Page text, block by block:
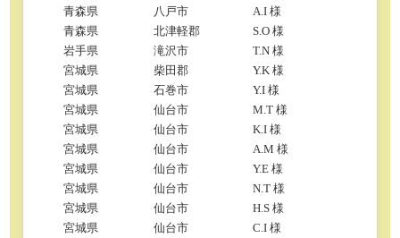
青森県
八戸市
A.I 様
青森県
北津軽郡
S.O 様
岩手県
滝沢市
T.N 様
宮城県
柴田郡
Y.K 様
宮城県
石巻市
Y.I 様
宮城県
仙台市
M.T 様
宮城県
仙台市
K.I 様
宮城県
仙台市
A.M 様
宮城県
仙台市
Y.E 様
宮城県
仙台市
N.T 様
宮城県
仙台市
H.S 様
宮城県
仙台市
C.I 様